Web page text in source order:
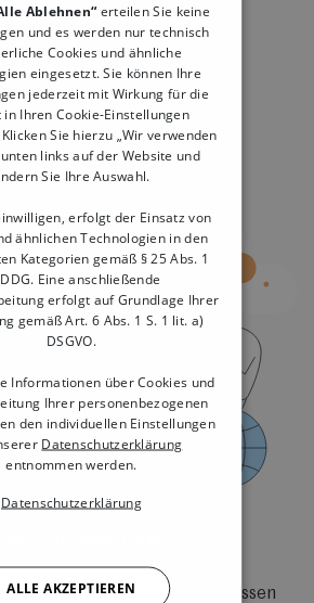
Kassensysteme mit
Updates
Gesetzesänderungen
senden unsere iPad Kassen
Ablehnen“ erteilen Sie keine
und es werden nur technisch
Cookies und ähnliche
eingesetzt. Sie können Ihre
jederzeit mit Wirkung für die
in Ihren Cookie-Einstellungen
Sie hierzu „Wir verwenden
unten links auf der Website und
Sie Ihre Auswahl.
erfolgt der Einsatz von
ähnlichen Technologien in den
Kategorien gemäß § 25 Abs. 1
Eine anschließende
erfolgt auf Grundlage Ihrer
gemäß Art. 6 Abs. 1 S. 1 lit. a)
DSGVO.
Informationen über Cookies und
Ihrer personenbezogenen
den individuellen Einstellungen
Datenschutzerklärung
entnommen werden.
Datenschutzerklärung
ALLE AKZEPTIEREN